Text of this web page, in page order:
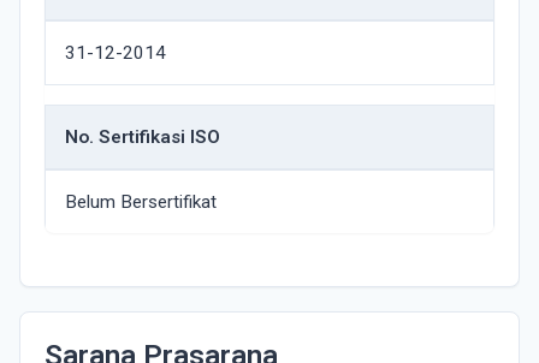
31-12-2014
No. Sertifikasi ISO
Belum Bersertifikat
Sarana Prasarana